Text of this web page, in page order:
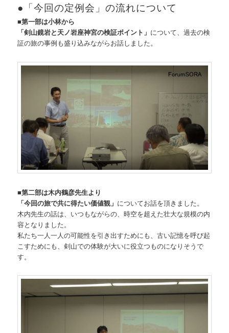
●「今回の定例会」の流れについて
■第一部は小林から
「剣山鏡岩と天ノ岩座神宮の検証ポイント」 について、過去の検
証の旅の事例も盛り込みながらお話しました。
■第二部は木内鶴彦先生より
「今回の旅で共に得たい価値観」 についてお話を頂きました。
木内先生の話は、いつもながらの、時空を超えた壮大な規模の内
容となりました。
私たち一人一人の可能性を引き出すためにも、古い記憶を呼び起
こすためにも、剣山での体験が大いに役立つものになりそうで
す。